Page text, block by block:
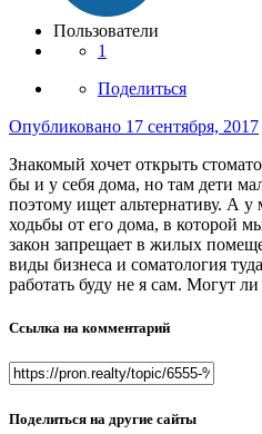
Пользователи
1
Поделиться
Опубликовано 17 сентября, 2017
Знакомый хочет открыть
бы и у себя дома, но там дети
поэтому ищет альтернативу. А у
ходьбы от его дома, в которой
закон запрещает в жилых
виды бизнеса и соматология
работать буду не я сам. Могут
Ссылка на комментарий
Поделиться на другие сайты